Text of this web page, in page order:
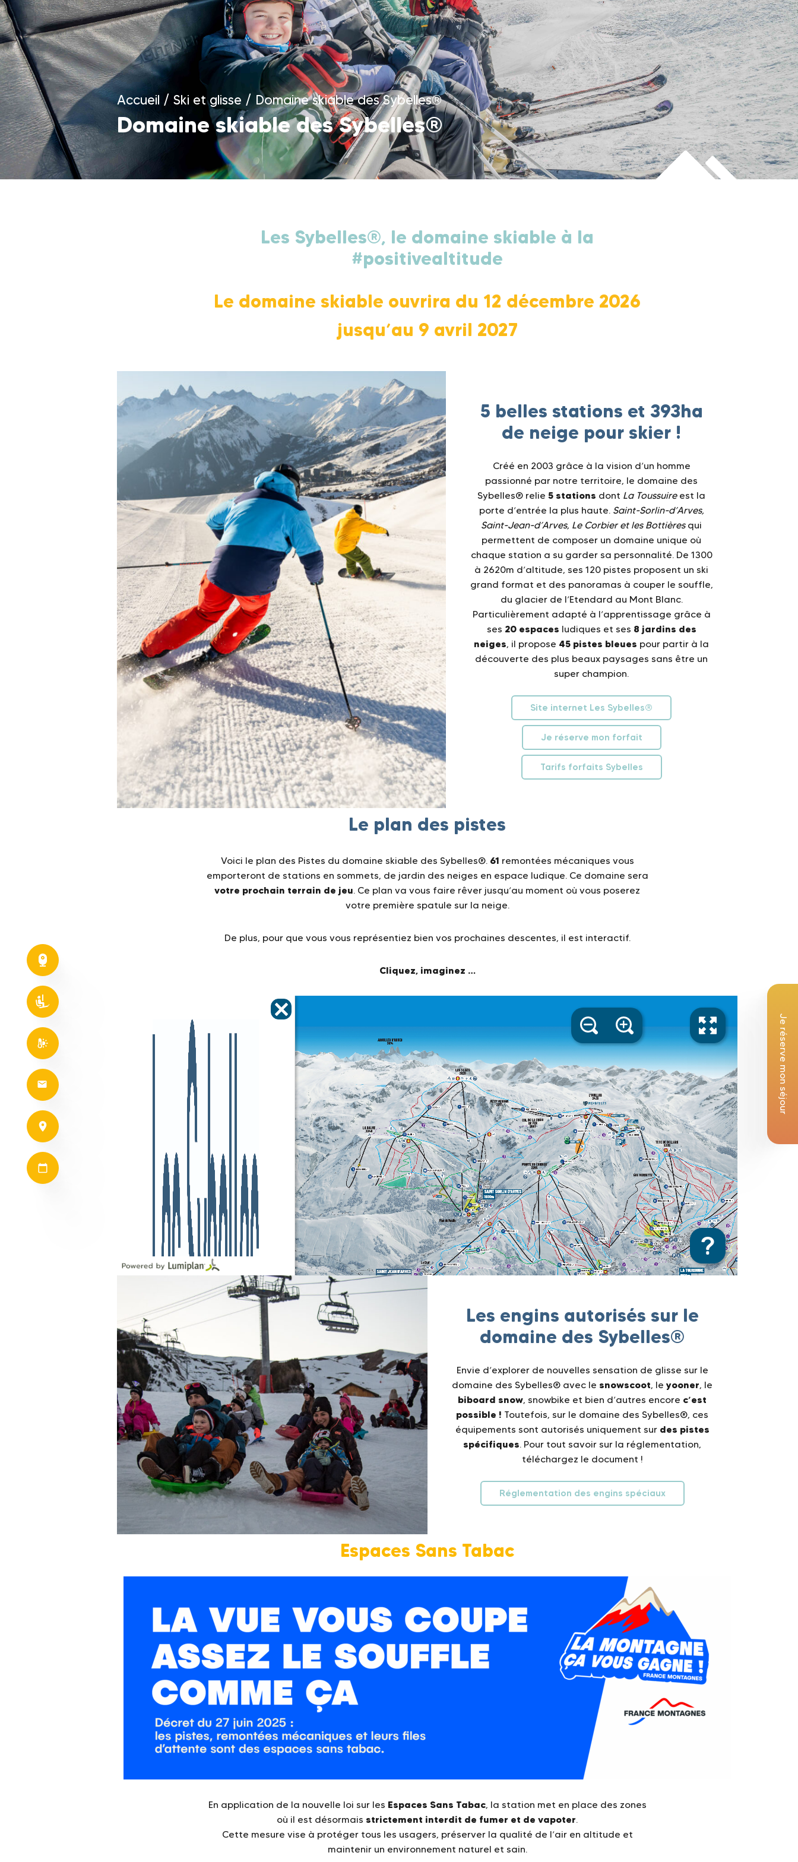
Je réserve mon séjour
Accueil / Ski et glisse / Domaine skiable des Sybelles®
Domaine skiable des Sybelles®
Les Sybelles®, le domaine skiable à la
#positivealtitude
Le domaine skiable ouvrira du 12 décembre 2026
jusqu’au 9 avril 2027
5 belles stations et 393ha
de neige pour skier !
Créé en 2003 grâce à la vision d’un homme
passionné par notre territoire, le domaine des
Sybelles® relie5 stations dont La Toussuireest la
porte d’entrée la plus haute. Saint-Sorlin-d’Arves,
Saint-Jean-d’Arves, Le Corbier et les Bottièresqui
permettent de composer un domaine unique où
chaque station a su garder sa personnalité. De 1300
à 2620m d’altitude, ses 120 pistes proposent un ski
grand format et des panoramas à couper le souffle,
du glacier de l’Etendard au Mont Blanc.
Particulièrement adapté à l’apprentissage grâce à
ses 20 espaces ludiques et ses 8 jardins des
neiges, il propose 45 pistes bleues pour partir à la
découverte des plus beaux paysages sans être un
super champion.
Site internet Les Sybelles®
Je réserve mon forfait
Tarifs forfaits Sybelles
Le plan des pistes
Voici le plan des Pistes du domaine skiable des Sybelles®. 61 remontées mécaniques vous
emporteront de stations en sommets, de jardin des neiges en espace ludique. Ce domaine sera
votre prochain terrain de jeu. Ce plan va vous faire rêver jusqu’au moment où vous poserez
votre première spatule sur la neige.
De plus, pour que vous vous représentiez bien vos prochaines descentes, il est interactif.
Cliquez, imaginez …
Les engins autorisés sur le
domaine des Sybelles­®
Envie d’explorer de nouvelles sensation de glisse sur le
domaine des Sybelles® avec le snowscoot, leyooner, le
biboard snow, snowbike et bien d’autres encore c’est
possible ! Toutefois, sur le domaine des Sybelles®, ces
équipements sont autorisés uniquement sur des pistes
spécifiques. Pour tout savoir sur la réglementation,
téléchargez le document !
Réglementation des engins spéciaux
Espaces Sans Tabac
En application de la nouvelle loi sur les Espaces Sans Tabac, la station met en place des zones
où il est désormais strictement interdit de fumer et de vapoter.
Cette mesure vise à protéger tous les usagers, préserver la qualité de l’air en altitude et
maintenir un environnement naturel et sain.